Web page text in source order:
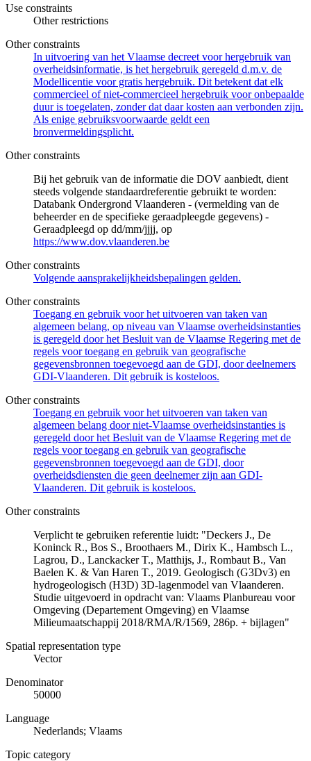
Use constraints
Other restrictions
Other constraints
In uitvoering van het Vlaamse decreet voor hergebruik van
overheidsinformatie, is het hergebruik geregeld d.m.v. de
Modellicentie voor gratis hergebruik. Dit betekent dat elk
commercieel of niet-commercieel hergebruik voor onbepaalde
duur is toegelaten, zonder dat daar kosten aan verbonden zijn.
Als enige gebruiksvoorwaarde geldt een
bronvermeldingsplicht.
Other constraints
Bij het gebruik van de informatie die DOV aanbiedt, dient
steeds volgende standaardreferentie gebruikt te worden:
Databank Ondergrond Vlaanderen - (vermelding van de
beheerder en de specifieke geraadpleegde gegevens) -
Geraadpleegd op dd/mm/jjjj, op
https://www.dov.vlaanderen.be
Other constraints
Volgende aansprakelijkheidsbepalingen gelden.
Other constraints
Toegang en gebruik voor het uitvoeren van taken van
algemeen belang, op niveau van Vlaamse overheidsinstanties
is geregeld door het Besluit van de Vlaamse Regering met de
regels voor toegang en gebruik van geografische
gegevensbronnen toegevoegd aan de GDI, door deelnemers
GDI-Vlaanderen. Dit gebruik is kosteloos.
Other constraints
Toegang en gebruik voor het uitvoeren van taken van
algemeen belang door niet-Vlaamse overheidsinstanties is
geregeld door het Besluit van de Vlaamse Regering met de
regels voor toegang en gebruik van geografische
gegevensbronnen toegevoegd aan de GDI, door
overheidsdiensten die geen deelnemer zijn aan GDI-
Vlaanderen. Dit gebruik is kosteloos.
Other constraints
Verplicht te gebruiken referentie luidt: "Deckers J., De
Koninck R., Bos S., Broothaers M., Dirix K., Hambsch L.,
Lagrou, D., Lanckacker T., Matthijs, J., Rombaut B., Van
Baelen K. & Van Haren T., 2019. Geologisch (G3Dv3) en
hydrogeologisch (H3D) 3D-lagenmodel van Vlaanderen.
Studie uitgevoerd in opdracht van: Vlaams Planbureau voor
Omgeving (Departement Omgeving) en Vlaamse
Milieumaatschappij 2018/RMA/R/1569, 286p. + bijlagen"
Spatial representation type
Vector
Denominator
50000
Language
Nederlands; Vlaams
Topic category